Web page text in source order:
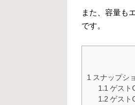
また、容量も
です。
1 スナップシ
1.1 ゲスト
1.2ゲスト